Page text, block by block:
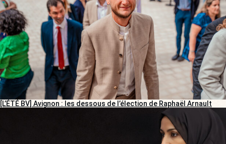
[L’ÉTÉ BV] Avignon : les dessous de l’élection de Raphaël Arnault